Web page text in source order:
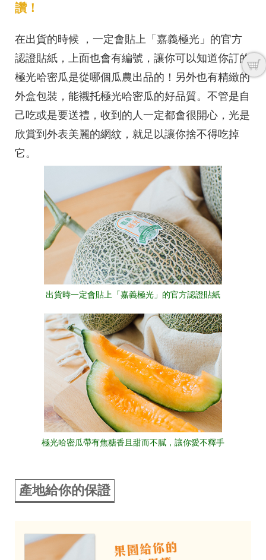
讚！
在出貨的時候 ，一定會貼上「嘉義極光」的官方
認證貼紙，上面也會有編號，讓你可以知道你訂的
極光哈密瓜是從哪個瓜農出品的！另外也有精緻的
外盒包裝，能襯托極光哈密瓜的好品質。不管是自
己吃或是要送禮，收到的人一定都會很開心，光是
欣賞到外表美麗的網紋，就足以讓你捨不得吃掉
它。
出貨時一定會貼上「嘉義極光」的官方認證貼紙
極光哈密瓜帶有焦糖香且甜而不膩，讓你愛不釋手
產地給你的保證